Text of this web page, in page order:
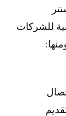
للشركات